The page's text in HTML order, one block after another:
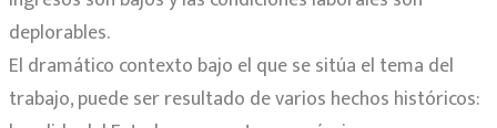
deplorables.
El dramático contexto bajo el que se sitúa el tema del
trabajo, puede ser resultado de varios hechos históricos: